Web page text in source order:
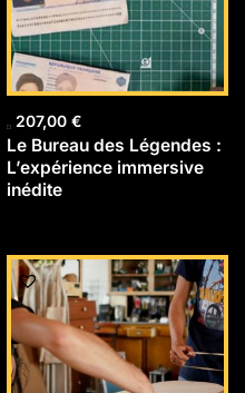
207,00 €
Le Bureau des Légendes :
L’expérience immersive
inédite